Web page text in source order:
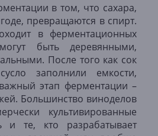
в том, что сахара,
превращаются в спирт.
в ферментационных
быть деревянными,
После того как сок
заполнили емкости,
этап ферментации –
Большинство виноделов
культивированные
те, кто разрабатывает